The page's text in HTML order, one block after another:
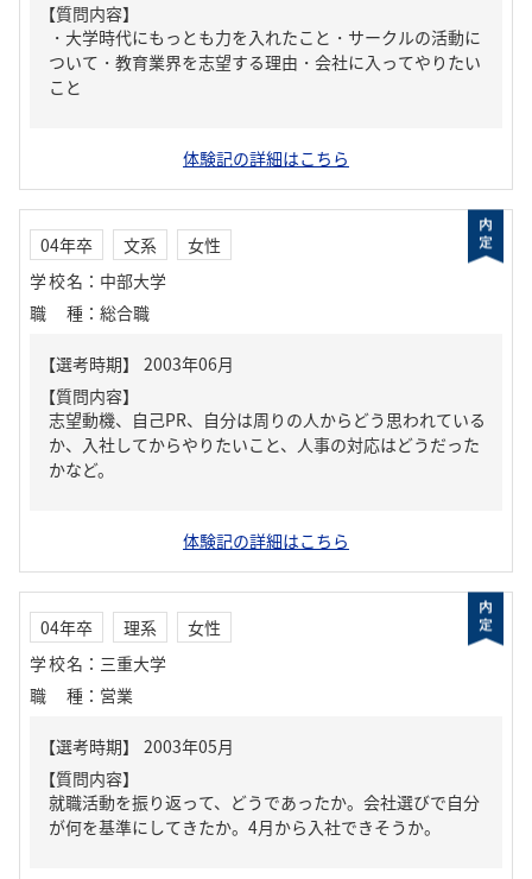
【質問内容】
・大学時代にもっとも力を入れたこと・サークルの活動に
ついて・教育業界を志望する理由・会社に入ってやりたい
こと
体験記の詳細はこちら
04年卒 文系
女性
学校名 ： 中部大学
職種 ： 総合職
【質問内容】
志望動機、自己PR、自分は周りの人からどう思われている
か、入社してからやりたいこと、人事の対応はどうだった
かなど。
体験記の詳細はこちら
04年卒 理系
女性
学校名 ： 三重大学
職種 ： 営業
【質問内容】
就職活動を振り返って、どうであったか。会社選びで自分
が何を基準にしてきたか。4月から入社できそうか。